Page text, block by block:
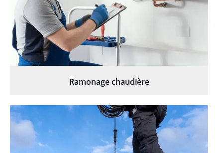
Ramonage chaudière